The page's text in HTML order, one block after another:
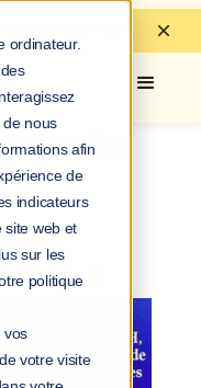
ordinateur.
nous
afin
de
indicateurs
site web et
sur les
politique
vos
votre visite
empower your teams.
in
a